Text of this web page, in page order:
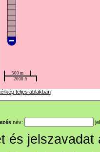
teljes ablakban
név:
és